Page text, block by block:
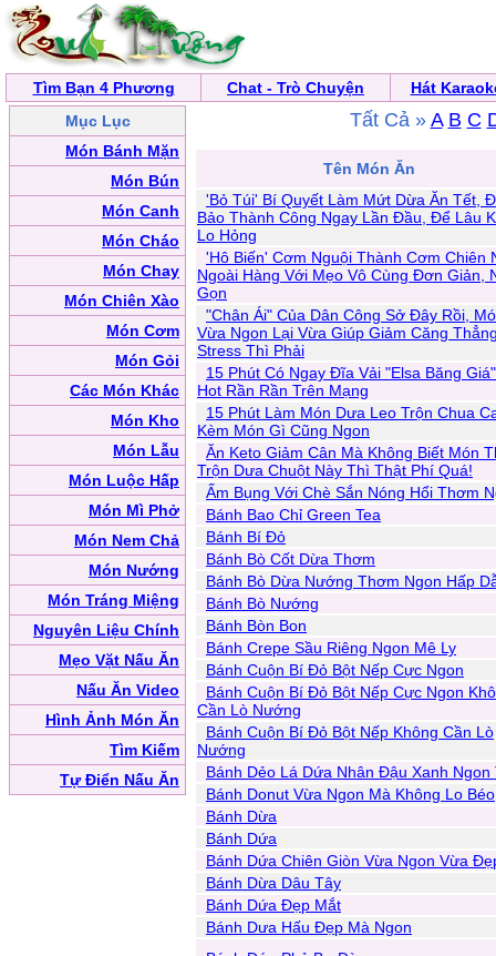
Tìm Bạn 4 Phương Chat - Trò Chuyện
Hát
Mục Lục
Món Bánh Mặn
Món Bún
Món Canh
Món Cháo
Món Chay
Món Chiên Xào
Món Cơm
Món Gỏi
Các Món Khác
Món Kho
Món Lẫu
Món Luộc Hấp
Món Mì Phở
Món Nem Chả
Món Nướng
Món Tráng Miệng
Nguyên Liệu Chính
Mẹo Vặt Nấu Ăn
Nấu Ăn Video
Hình Ảnh Món Ăn
Tìm Kiếm
Tự Điển Nấu Ăn
Tất Cả » A B C
Tên Món Ăn
'Bỏ Túi' Bí Quyết Làm Mứt Dừa Ăn Tết,
Bảo Thành Công Ngay Lần Đầu, Để Lâu
Lo Hỏng
'Hô Biến' Cơm Nguội Thành Cơm Chiên
Ngoài Hàng Với Mẹo Vô Cùng Đơn Giản,
Gọn
"Chân Ái" Của Dân Công Sở Đây Rồi,
Vừa Ngon Lại Vừa Giúp Giảm Căng
Stress Thì Phải
15 Phút Có Ngay Đĩa Vải "Elsa Băng
Hot Rần Rần Trên Mạng
15 Phút Làm Món Dưa Leo Trộn Chua
Kèm Món Gì Cũng Ngon
Ăn Keto Giảm Cân Mà Không Biết Món
Trộn Dưa Chuột Này Thì Thật Phí Quá!
Ấm Bụng Với Chè Sắn Nóng Hổi Thơm
Bánh Bao Chỉ Green Tea
Bánh Bí Đỏ
Bánh Bò Cốt Dừa Thơm
Bánh Bò Dừa Nướng Thơm Ngon Hấp
Bánh Bò Nướng
Bánh Bòn Bon
Bánh Crepe Sầu Riêng Ngon Mê Ly
Bánh Cuộn Bí Đỏ Bột Nếp Cực Ngon
Bánh Cuộn Bí Đỏ Bột Nếp Cực Ngon
Cần Lò Nướng
Bánh Cuộn Bí Đỏ Bột Nếp Không Cần Lò
Nướng
Bánh Dẻo Lá Dứa Nhân Đậu Xanh Ngon
Bánh Donut Vừa Ngon Mà Không Lo Béo
Bánh Dừa
Bánh Dứa
Bánh Dứa Chiên Giòn Vừa Ngon Vừa
Bánh Dừa Dâu Tây
Bánh Dứa Đẹp Mắt
Bánh Dưa Hấu Đẹp Mà Ngon